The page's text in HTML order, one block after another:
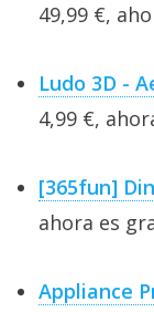
49,99 €,
Ludo 3D -
4,99 €,
[365fun]
ahora es
Appliance